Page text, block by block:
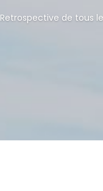
Retrospective de tous